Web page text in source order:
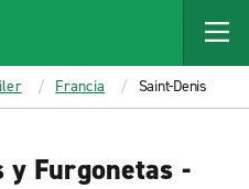
Francia Saint-Denis
y Furgonetas -